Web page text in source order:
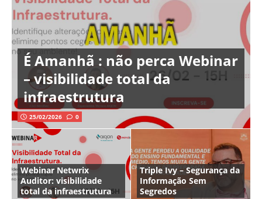
É Amanhã : não perca Webinar
– visibilidade total da
infraestrutura
25/02/2026 0
Webinar Netwrix
Auditor: visibilidade
total da infraestrutura
Triple Ivy – Segurança da
Informação Sem
Segredos